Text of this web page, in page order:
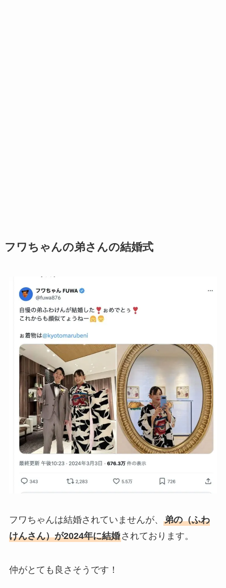
フワちゃんの弟さんの結婚式
フワちゃんは結婚されていませんが、 弟の（ふわ
けんさん）が2024年に結婚されております。
仲がとても良さそうです！